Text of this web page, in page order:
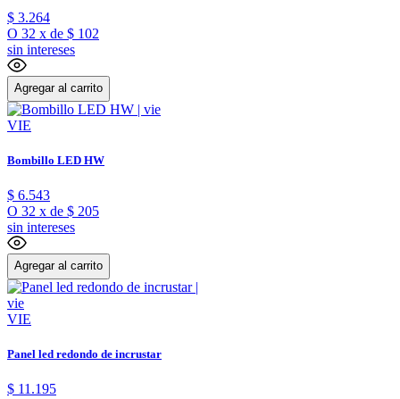
$ 3.264
O 32 x de $ 102
sin intereses
Agregar al carrito
VIE
Bombillo LED HW
$ 6.543
O 32 x de $ 205
sin intereses
Agregar al carrito
VIE
Panel led redondo de incrustar
$ 11 .195